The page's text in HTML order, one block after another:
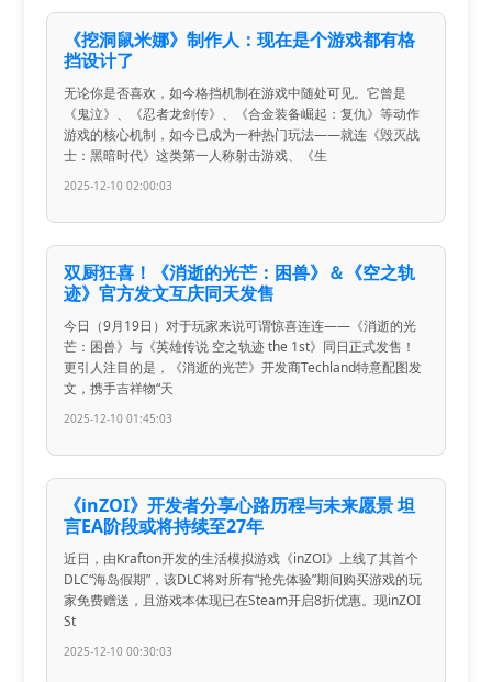
《挖洞鼠米娜》制作人：现在是个游戏都有格
挡设计了
无论你是否喜欢，如今格挡机制在游戏中随处可见。它曾是
《鬼泣》、《忍者龙剑传》、《合金装备崛起：复仇》等动作
游戏的核心机制，如今已成为一种热门玩法——就连《毁灭战
士：黑暗时代》这类第一人称射击游戏、《生
2025-12-10 02:00:03
双厨狂喜！《消逝的光芒：困兽》＆《空之轨
迹》官方发文互庆同天发售
今日（9月19日）对于玩家来说可谓惊喜连连——《消逝的光
芒：困兽》与《英雄传说 空之轨迹 the 1st》同日正式发售！
更引人注目的是，《消逝的光芒》开发商Techland特意配图发
文，携手吉祥物“天
2025-12-10 01:45:03
《inZOI》开发者分享心路历程与未来愿景 坦
言EA阶段或将持续至27年
近日，由Krafton开发的生活模拟游戏《inZOI》上线了其首个
DLC“海岛假期”，该DLC将对所有“抢先体验”期间购买游戏的玩
家免费赠送，且游戏本体现已在Steam开启8折优惠。现inZOI
St
2025-12-10 00:30:03